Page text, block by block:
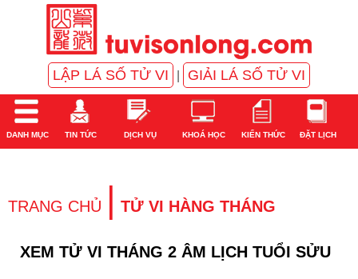
LẬP LÁ SỐ TỬ VI GIẢI LÁ SỐ TỬ VI
DANH MỤC TIN TỨC DỊCH VỤ KHOÁ HỌC KIẾN THỨC ĐẶT LỊCH
TRANG CHỦ | TỬ VI HÀNG THÁNG
XEM TỬ VI THÁNG 2 ÂM LỊCH TUỔI SỬU